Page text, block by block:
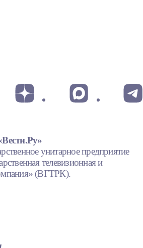
унитарное предприятие
телевизионная и
(ВГТРК).